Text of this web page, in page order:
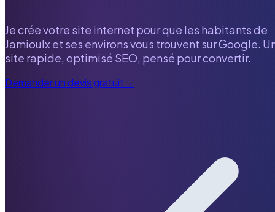
Je crée votre site internet pour que les habitants de
Jamioulxet ses environs vous trouvent sur Google.
site rapide, optimisé SEO, pensé pour convertir.
Demander un devis gratuit→